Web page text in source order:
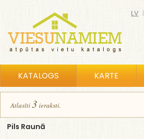
LV |
KATALOGS KARTE
Atlasīti3 ieraksti.
Pils Raunā